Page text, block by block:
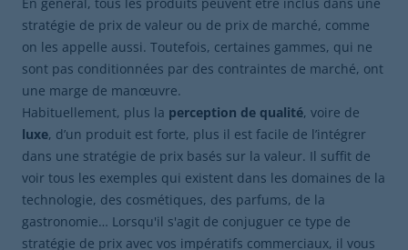
stratégie de prix de valeur ou de prix de marché, comme
on les appelle aussi. Toutefois, certaines gammes, qui ne
sont pas conditionnées par des contraintes de marché, ont
une marge de manœuvre.
Habituellement, plus la perception de qualité, voire de
luxe, d’un produit est forte, plus il est facile de l’intégrer
dans une stratégie de prix basés sur la valeur. Il suffit de
voir tous les exemples qui existent dans les domaines de la
technologie, des cosmétiques, des parfums, de la
gastronomie… Lorsqu'il s'agit de conjuguer ce type de
stratégie de prix avec vos impératifs commerciaux, il vous